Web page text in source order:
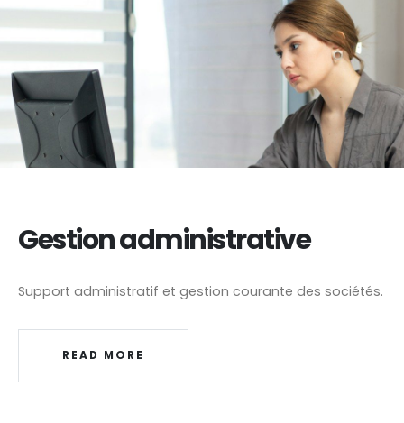
Gestion administrative
Support administratif et gestion courante des sociétés.
READ MORE